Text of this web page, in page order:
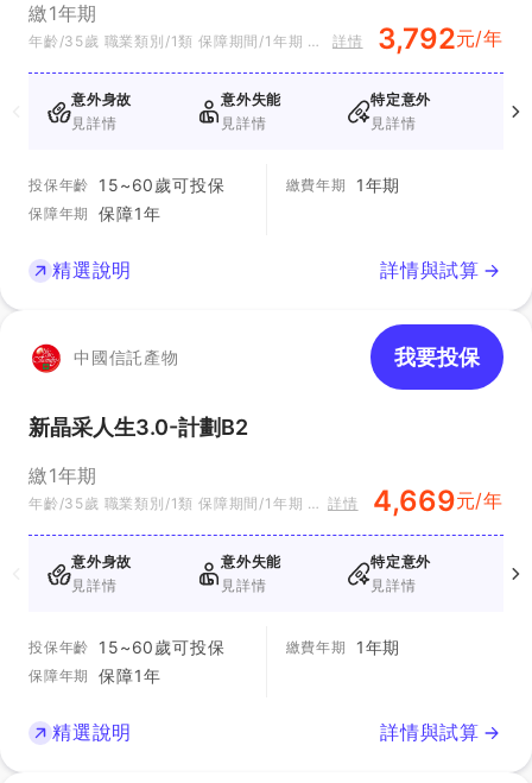
繳1年期
年齡/35歲 職業類別/1類 保障期間/1年期 方
詳情 3,792元/年
意外身故
見詳情
意外失能
見詳情
特定意外
見詳情
投保年齡 15~60歲可投保
保障年期 保障1年
繳費年期 1年期
精選說明 詳情與試算
中國信託產物 我要投保
新晶采人生3.0-計劃B2
繳1年期
年齡/35歲 職業類別/1類 保障期間/1年期 方 詳情 4,669元/年
意外身故
見詳情
意外失能
見詳情
特定意外
見詳情
投保年齡 15~60歲可投保
保障年期 保障1年
繳費年期 1年期
精選說明 詳情與試算